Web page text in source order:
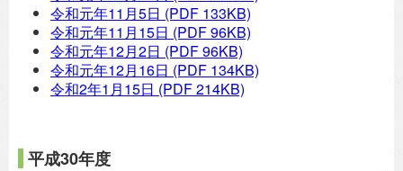
令和元年11月5日 (PDF 133KB)
令和元年11月15日 (PDF 96KB)
令和元年12月2日 (PDF 96KB)
令和元年12月16日 (PDF 134KB)
令和2年1月15日 (PDF 214KB)
平成30年度